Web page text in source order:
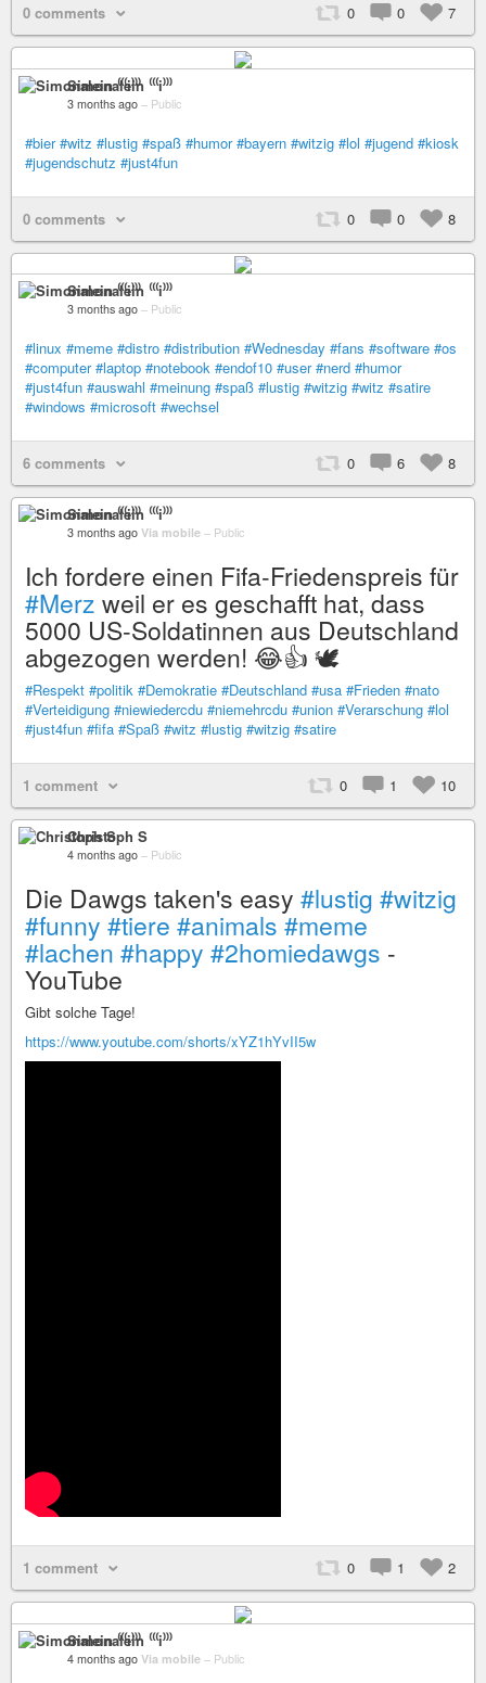
0 comments 0 0 7
Simonalein ⁽⁽⁽i⁾⁾⁾
3 months ago – Public
#bier #witz #lustig #spaß #humor #bayern #witzig #lol #jugend #kiosk
#jugendschutz #just4fun
0 comments 0 0 8
Simonalein ⁽⁽⁽i⁾⁾⁾
3 months ago – Public
#linux #meme #distro #distribution #Wednesday #fans #software #os
#computer #laptop #notebook #endof10 #user #nerd #humor
#just4fun #auswahl #meinung #spaß #lustig #witzig #witz #satire
#windows #microsoft #wechsel
6 comments 0 6 8
Simonalein ⁽⁽⁽i⁾⁾⁾
3 months ago Via mobile – Public
Ich fordere einen Fifa-Friedenspreis für
#Merz weil er es geschafft hat, dass
5000 US-Soldatinnen aus Deutschland
abgezogen werden! 😂👍 🕊️
#Respekt #politik #Demokratie #Deutschland #usa #Frieden #nato
#Verteidigung #niewiedercdu #niemehrcdu #union #Verarschung #lol
#just4fun #fifa #Spaß #witz #lustig #witzig #satire
1 comment 0 1 10
Christoph S
4 months ago – Public
Die Dawgs taken's easy #lustig #witzig
#funny #tiere #animals #meme
#lachen #happy #2homiedawgs -
YouTube
Gibt solche Tage!
https://www.youtube.com/shorts/xYZ1hYvII5w
1 comment 0 1 2
Simonalein ⁽⁽⁽i⁾⁾⁾
4 months ago Via mobile – Public